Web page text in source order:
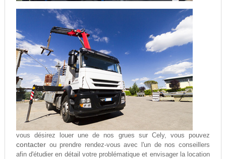
vous désirez louer une de nos grues sur Cely, vous pouvez
contacterou prendre rendez-vous avec l'un de nos conseillers
afin d'étudier en détail votre problématique et envisager la location